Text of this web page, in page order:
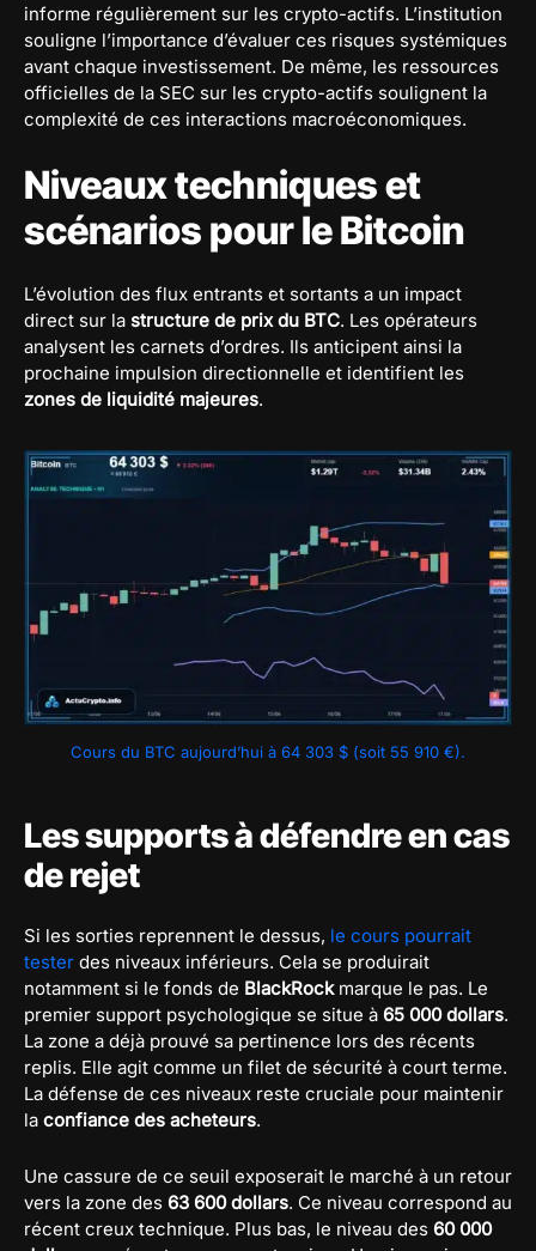
informe régulièrement sur les crypto-actifs. L’institution
souligne l’importance d’évaluer ces risques systémiques
avant chaque investissement. De même, les ressources
officielles de la SEC sur les crypto-actifs soulignent la
complexité de ces interactions macroéconomiques.
Niveaux techniques et
scénarios pour le Bitcoin
L’évolution des flux entrants et sortants a un impact
direct sur la structure de prix du BTC. Les opérateurs
analysent les carnets d’ordres. Ils anticipent ainsi la
prochaine impulsion directionnelle et identifient les
zones de liquidité majeures.
Cours du BTC aujourd’hui à 64 303 $ (soit 55 910 €).
Les supports à défendre en cas
de rejet
Si les sorties reprennent le dessus, le cours pourrait
tester des niveaux inférieurs. Cela se produirait
notamment si le fonds de BlackRockmarque le pas. Le
premier support psychologique se situe à 65 000 dollars.
La zone a déjà prouvé sa pertinence lors des récents
replis. Elle agit comme un filet de sécurité à court terme.
La défense de ces niveaux reste cruciale pour maintenir
la confiance des acheteurs.
Une cassure de ce seuil exposerait le marché à un retour
vers la zone des 63 600 dollars. Ce niveau correspond au
récent creux technique. Plus bas, le niveau des 60 000